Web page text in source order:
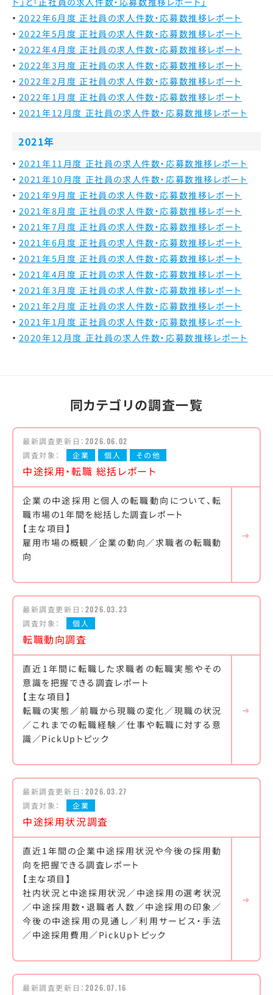
2022年6月度 正社員の求人件数・応募数推移レポート
2022年5月度 正社員の求人件数・応募数推移レポート
2022年4月度 正社員の求人件数・応募数推移レポート
2022年3月度 正社員の求人件数・応募数推移レポート
2022年2月度 正社員の求人件数・応募数推移レポート
2022年1月度 正社員の求人件数・応募数推移レポート
2021年12月度 正社員の求人件数・応募数推移レポート
2021年
2021年11月度 正社員の求人件数・応募数推移レポート
2021年10月度 正社員の求人件数・応募数推移レポート
2021年9月度 正社員の求人件数・応募数推移レポート
2021年8月度 正社員の求人件数・応募数推移レポート
2021年7月度 正社員の求人件数・応募数推移レポート
2021年6月度 正社員の求人件数・応募数推移レポート
2021年5月度 正社員の求人件数・応募数推移レポート
2021年4月度 正社員の求人件数・応募数推移レポート
2021年3月度 正社員の求人件数・応募数推移レポート
2021年2月度 正社員の求人件数・応募数推移レポート
2021年1月度 正社員の求人件数・応募数推移レポート
2020年12月度 正社員の求人件数・応募数推移レポート
同カテゴリの調査一覧
最新調査更新日： 2026.06.02
調査対象：
企業 個人 その他
中途採用・転職 総括レポート
企業の中途採用と個人の転職動向について、転
職市場の1年間を総括した調査レポート
【主な項目】
雇用市場の概観／企業の動向／求職者の転職動
向
最新調査更新日： 2026.03.23
調査対象：
個人
転職動向調査
直近1年間に転職した求職者の転職実態やその
意識を把握できる調査レポート
【主な項目】
転職の実態／前職から現職の変化／現職の状況
／これまでの転職経験／仕事や転職に対する意
識／PickUpトピック
最新調査更新日： 2026.03.27
調査対象：
企業
中途採用状況調査
直近1年間の企業中途採用状況や今後の採用動
向を把握できる調査レポート
【主な項目】
社内状況と中途採用状況／中途採用の選考状況
／中途採用数・退職者人数／中途採用の印象／
今後の中途採用の見通し／利用サービス・手法
／中途採用費用／PickUpトピック
最新調査更新日： 2026.07.16